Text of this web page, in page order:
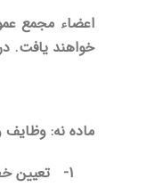
اعضاء مجمع
خواهند یافت.
ماده نه:
1-
تعیین